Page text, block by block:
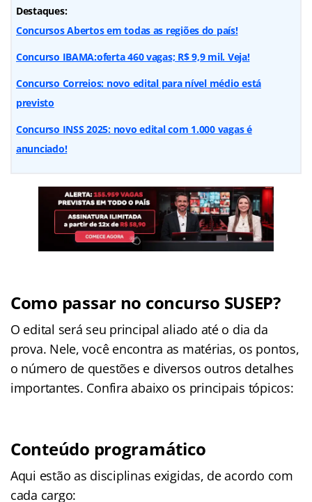
Destaques:
Concursos Abertos em todas as regiões do país!
Concurso IBAMA:oferta 460 vagas; R$ 9,9 mil. Veja!
Concurso Correios: novo edital para nível médio está
previsto
Concurso INSS 2025: novo edital com 1.000 vagas é
anunciado!
Como passar no concurso SUSEP?
O edital será seu principal aliado até o dia da
prova. Nele, você encontra as matérias, os pontos,
o número de questões e diversos outros detalhes
importantes. Confira abaixo os principais tópicos:
Conteúdo programático
Aqui estão as disciplinas exigidas, de acordo com
cada cargo: